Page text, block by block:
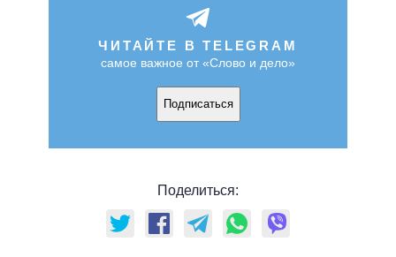
ЧИТАЙТЕ В TELEGRAM
самое важное от «Слово и дело»
Подписаться
Поделиться: